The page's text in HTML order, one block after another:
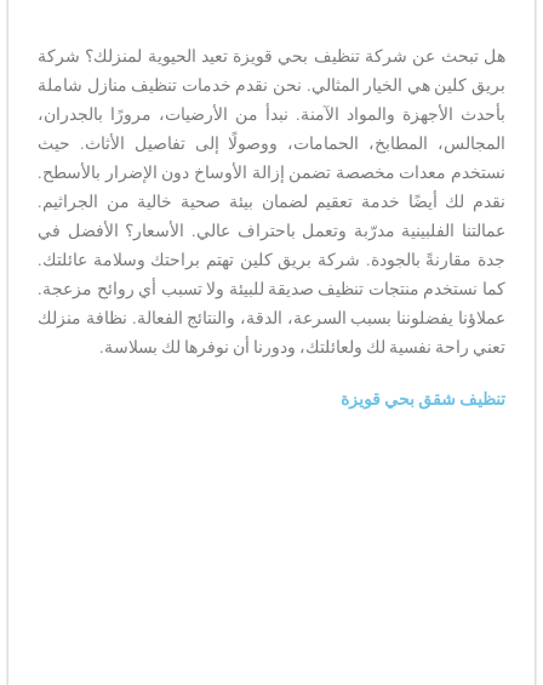
هل تبحث عن شركة تنظيف بحي قويزة تعيد الحيوية لمنزلك؟ شركة
بريق كلين هي الخيار المثالي. نحن نقدم خدمات تنظيف منازل شاملة
بأحدث الأجهزة والمواد الآمنة. نبدأ من الأرضيات، مرورًا بالجدران،
المجالس، المطابخ، الحمامات، ووصولًا إلى تفاصيل الأثاث. حيث
نستخدم معدات مخصصة تضمن إزالة الأوساخ دون الإضرار بالأسطح.
نقدم لك أيضًا خدمة تعقيم لضمان بيئة صحية خالية من الجراثيم.
عمالتنا الفلبينية مدرّبة وتعمل باحتراف عالي. الأسعار؟ الأفضل في
جدة مقارنةً بالجودة. شركة بريق كلين تهتم براحتك وسلامة عائلتك.
كما نستخدم منتجات تنظيف صديقة للبيئة ولا تسبب أي روائح مزعجة.
عملاؤنا يفضلوننا بسبب السرعة، الدقة، والنتائج الفعالة. نظافة منزلك
تعني راحة نفسية لك ولعائلتك، ودورنا أن نوفرها لك بسلاسة.
تنظيف شقق بحي قويزة